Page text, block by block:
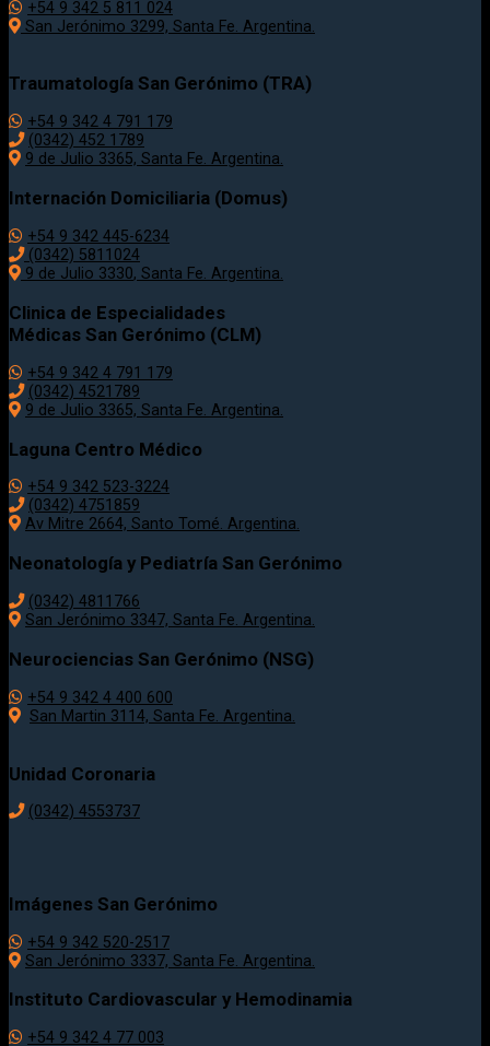
+54 9 342 5 811 024
San Jerónimo 3299, Santa Fe. Argentina.
Traumatología San Gerónimo (TRA)
+54 9 342 4 791 179
(0342) 452 1789
9 de Julio 3365, Santa Fe. Argentina.
Internación Domiciliaria (Domus)
+54 9 342 445-6234
(0342) 5811024
9 de Julio 3330, Santa Fe. Argentina.
Clinica de Especialidades
Médicas San Gerónimo (CLM)
+54 9 342 4 791 179
(0342) 4521789
9 de Julio 3365, Santa Fe. Argentina.
Laguna Centro Médico
+54 9 342 523-3224
(0342) 4751859
Av Mitre 2664, Santo Tomé. Argentina.
Neonatología y Pediatría San Gerónimo
(0342) 4811766
San Jerónimo 3347, Santa Fe. Argentina.
Neurociencias San Gerónimo (NSG)
+54 9 342 4 400 600
San Martin 3114, Santa Fe. Argentina.
Unidad Coronaria
(0342) 4553737
Imágenes San Gerónimo
+54 9 342 520-2517
San Jerónimo 3337, Santa Fe. Argentina.
Instituto Cardiovascular y Hemodinamia
+54 9 342 4 77 003